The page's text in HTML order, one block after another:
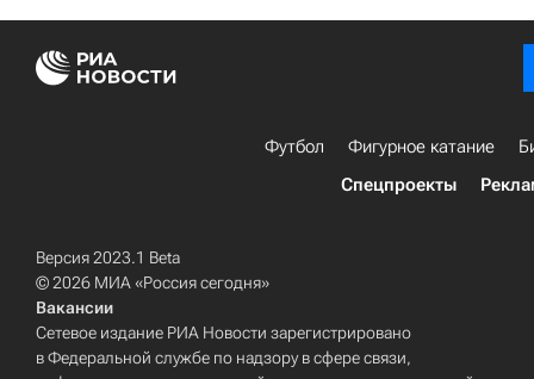
Футбол Фигурное катание
Спецпроекты
Версия 2023.1 Beta
© 2026 МИА «Россия сегодня»
Вакансии
Сетевое издание РИА Новости зарегистрировано
в Федеральной службе по надзору в сфере связи,